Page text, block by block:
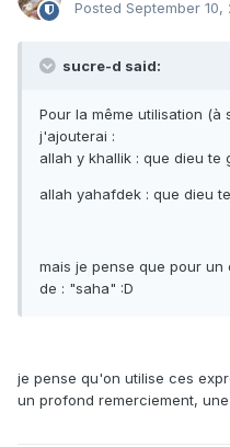
Posted September 10,
sucre-d said:
Pour la même utilisation (à
j'ajouterai :
allah y khallik : que dieu te
allah yahafdek : que dieu
mais je pense que pour
de : "saha" :D
je pense qu'on utilise ces
un profond remerciement,